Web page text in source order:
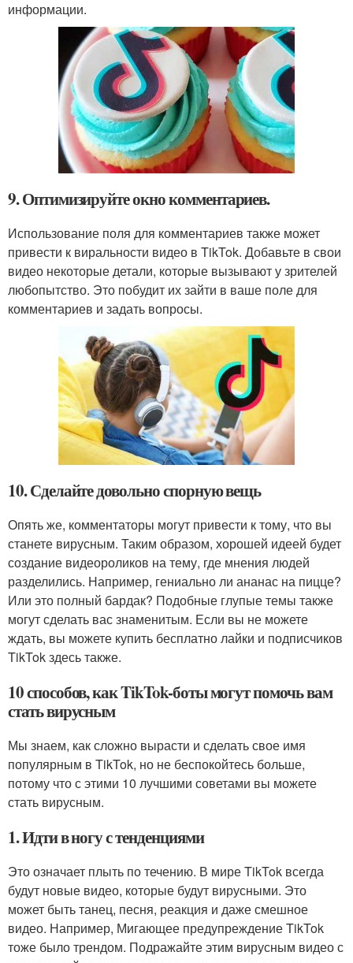
информации.
9. Оптимизируйте окно комментариев.
Использование поля для комментариев также может
привести к виральности видео в TikTok. Добавьте в свои
видео некоторые детали, которые вызывают у зрителей
любопытство. Это побудит их зайти в ваше поле для
комментариев и задать вопросы.
10. Сделайте довольно спорную вещь
Опять же, комментаторы могут привести к тому, что вы
станете вирусным. Таким образом, хорошей идеей будет
создание видеороликов на тему, где мнения людей
разделились. Например, гениально ли ананас на пицце?
Или это полный бардак? Подобные глупые темы также
могут сделать вас знаменитым. Если вы не можете
ждать, вы можете купить бесплатно лайки и подписчиков
TikTok здесь также.
10 способов, как TikTok-боты могут помочь вам
стать вирусным
Мы знаем, как сложно вырасти и сделать свое имя
популярным в TikTok, но не беспокойтесь больше,
потому что с этими 10 лучшими советами вы можете
стать вирусным.
1. Идти в ногу с тенденциями
Это означает плыть по течению. В мире TikTok всегда
будут новые видео, которые будут вирусными. Это
может быть танец, песня, реакция и даже смешное
видео. Например, Мигающее предупреждение TikTok
тоже было трендом. Подражайте этим вирусным видео с